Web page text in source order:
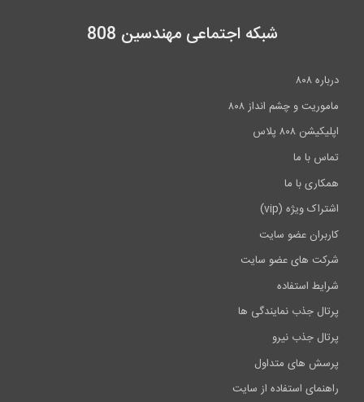
شبکه اجتماعی مهندسین 808
درباره ۸۰۸
ماموریت و چشم انداز ۸۰۸
اپلیکیشن ۸۰۸ پلاس
تماس با ما
همکاری با ما
اشتراک ویژه (vip)
کاربران عضو سایت
شرکت های عضو سایت
شرایط استفاده
پرتال جذب نمایندگی ها
پرتال جذب نیرو
پرسش های متداول
راهنمای استفاده از سایت